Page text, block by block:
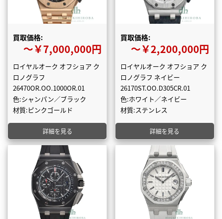
買取価格:
〜￥7,000,000円
ロイヤルオーク オフショア ク
ロノグラフ
26470OR.OO.1000OR.01
色:シャンパン／ブラック
材質:ピンクゴールド
詳細を見る
買取価格:
〜￥2,200,000円
ロイヤルオーク オフショア ク
ロノグラフ ネイビー
26170ST.OO.D305CR.01
色:ホワイト／ネイビー
材質:ステンレス
詳細を見る